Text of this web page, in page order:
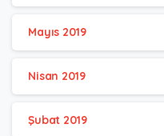
Mayıs 2019
Nisan 2019
Şubat 2019